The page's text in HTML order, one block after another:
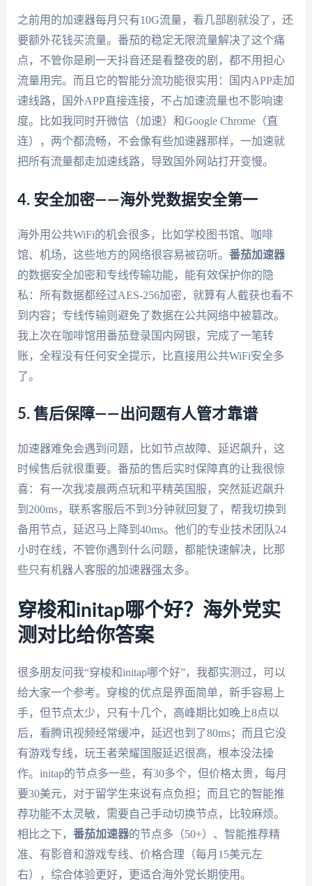
之前用的加速器每月只有10G流量，看几部剧就没了，还
要额外花钱买流量。番茄的稳定无限流量解决了这个痛
点，不管你是刷一天抖音还是看整夜的剧，都不用担心
流量用完。而且它的智能分流功能很实用：国内APP走加
速线路，国外APP直接连接，不占加速流量也不影响速
度。比如我同时开微信（加速）和Google Chrome（直
连），两个都流畅，不会像有些加速器那样，一加速就
把所有流量都走加速线路，导致国外网站打开变慢。
4. 安全加密——海外党数据安全第一
海外用公共WiFi的机会很多，比如学校图书馆、咖啡
馆、机场，这些地方的网络很容易被窃听。 番茄加速器
的数据安全加密和专线传输功能，能有效保护你的隐
私：所有数据都经过AES-256加密，就算有人截获也看不
到内容；专线传输则避免了数据在公共网络中被篡改。
我上次在咖啡馆用番茄登录国内网银，完成了一笔转
账，全程没有任何安全提示，比直接用公共WiFi安全多
了。
5. 售后保障——出问题有人管才靠谱
加速器难免会遇到问题，比如节点故障、延迟飙升，这
时候售后就很重要。番茄的售后实时保障真的让我很惊
喜：有一次我凌晨两点玩和平精英国服，突然延迟飙升
到200ms，联系客服后不到3分钟就回复了，帮我切换到
备用节点，延迟马上降到40ms。他们的专业技术团队24
小时在线，不管你遇到什么问题，都能快速解决，比那
些只有机器人客服的加速器强太多。
穿梭和initap哪个好？海外党实
测对比给你答案
很多朋友问我“穿梭和initap哪个好”，我都实测过，可以
给大家一个参考。穿梭的优点是界面简单，新手容易上
手，但节点太少，只有十几个，高峰期比如晚上8点以
后，看腾讯视频经常缓冲，延迟也到了80ms；而且它没
有游戏专线，玩王者荣耀国服延迟很高，根本没法操
作。initap的节点多一些，有30多个，但价格太贵，每月
要30美元，对于留学生来说有点负担；而且它的智能推
荐功能不太灵敏，需要自己手动切换节点，比较麻烦。
相比之下， 番茄加速器的节点多（50+）、智能推荐精
准、有影音和游戏专线、价格合理（每月15美元左
右），综合体验更好，更适合海外党长期使用。